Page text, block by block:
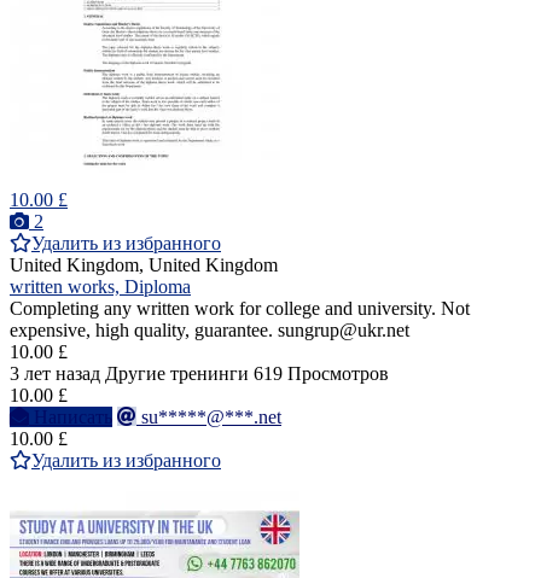
10.00 £
2
Удалить из избранного
United Kingdom, United Kingdom
written works, Diploma
Completing any written work for college and university. Not
expensive, high quality, guarantee. sungrup@ukr.net
10.00 £
3 лет назад Другие тренинги 619 Просмотров
10.00 £
Написать
su*****@***.net
10.00 £
Удалить из избранного